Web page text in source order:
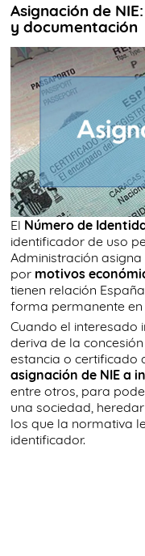
Asignación de
y documentación
El Número de
identificador de uso
Administración
por motivos
tienen relación
forma permanente en
Cuando el interesado
deriva de la
estancia o certificado
asignación de NIE a
entre otros, para
una sociedad,
los que la normativa
identificador.